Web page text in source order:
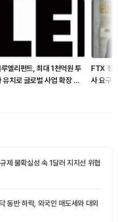
엘리펀트, 최대 1천억원 투
유치로 글로벌 사업 확장 박
FTX 정
사 요구
제 불확실성 속 1달러 지지선 위협
동반 하락, 외국인 매도세와 대외